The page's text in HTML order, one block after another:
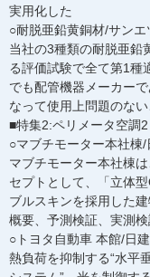
実用化した
○耐脱亜鉛黄銅材/サン
当社の3種類の耐脱亜鉛
る評価試験で全て第1種
でも配管機器メーカー
なって使用上問題のない
■特集2:ペリメータ空調2
○マブチモーター本社棟
マブチモーター本社棟
セプトとして、「立体
ブルスキンを採用した
概要、予測検証、実測
○トヨタ自動車 本館/日
熱負荷を抑制する“水平